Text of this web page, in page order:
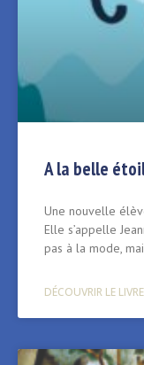
A la belle
Une nouvelle
Elle s’appelle
pas à la mode,
DÉCOUVRIR LE